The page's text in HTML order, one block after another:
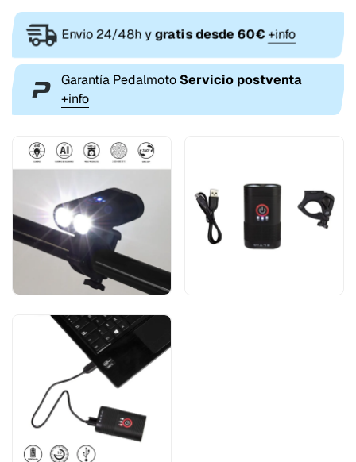
Envio 24/48h ygratis desde 60€+info
Garantía Pedalmoto Servicio postventa
+info